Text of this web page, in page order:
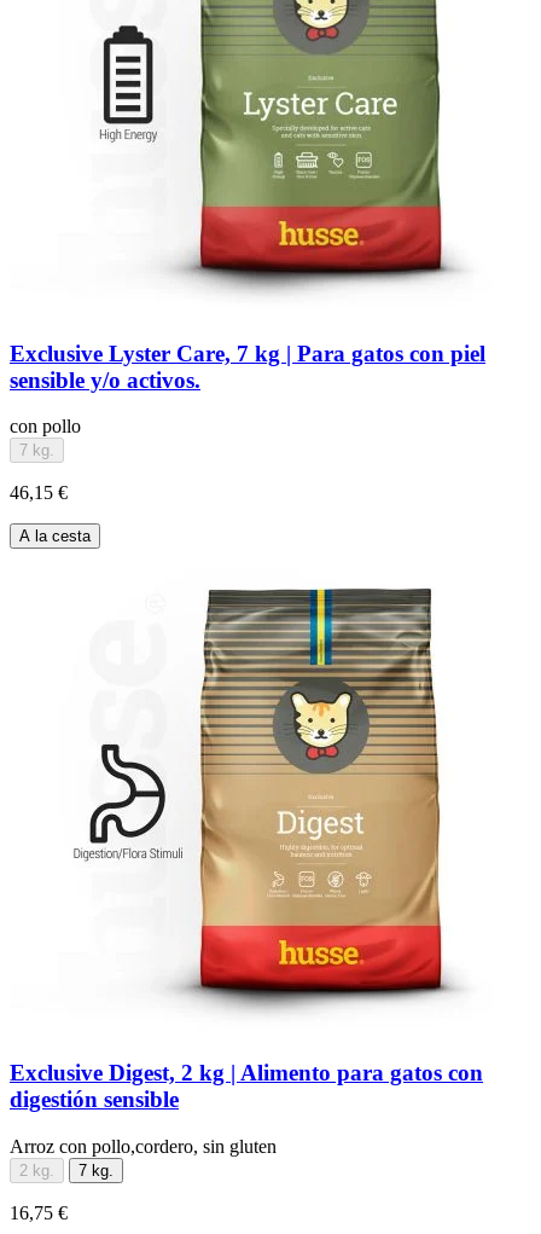
Exclusive Lyster Care, 7 kg | Para gatos con piel
sensible y/o activos.
con pollo
7 kg.
46,15 €
A la cesta
Exclusive Digest, 2 kg | Alimento para gatos con
digestión sensible
Arroz con pollo,cordero, sin gluten
2 kg. 7 kg.
16,75 €